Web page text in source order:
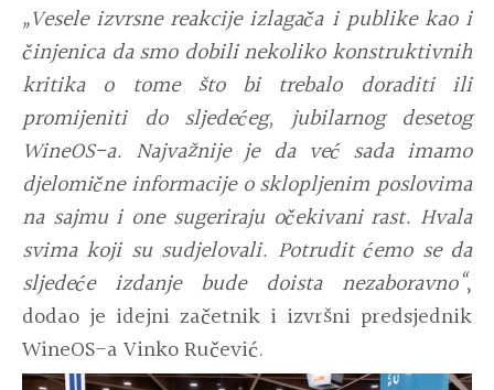
„Vesele izvrsne reakcije izlagača i publike kao i
činjenica da smo dobili nekoliko konstruktivnih
kritika o tome što bi trebalo doraditi ili
promijeniti do sljedećeg, jubilarnog desetog
WineOS-a. Najvažnije je da već sada imamo
djelomične informacije o sklopljenim poslovima
na sajmu i one sugeriraju očekivani rast. Hvala
svima koji su sudjelovali. Potrudit ćemo se da
sljedeće izdanje bude doista nezaboravno“,
dodao je idejni začetnik i izvršni predsjednik
WineOS-a Vinko Ručević.